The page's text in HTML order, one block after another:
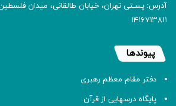
۱۴۱۶۷۱۳۸۱۱
پیوندها
دفتر مقام معظم رهبری
پایگاه درسهایی از قرآن